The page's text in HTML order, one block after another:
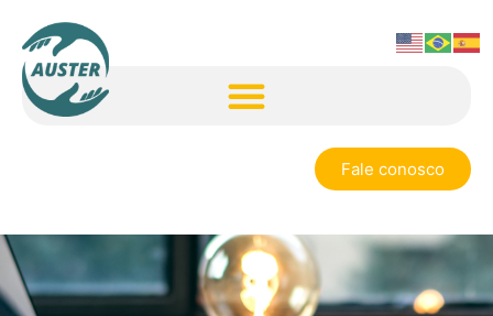
Fale conosco